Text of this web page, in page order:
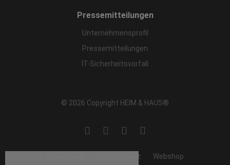
Pressemitteilungen
Unternehmensprofil
Pressemitteilungen
IT-Sicherheitsvorfall
© 2026 Copyright HEIM & HAUS®
Datenschutz Webshop